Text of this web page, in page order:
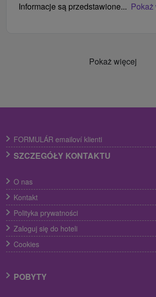
Informacje są przedstawione... Pokaż
Pokaż więcej
FORMULÁR emailoví klienti
SZCZEGÓŁY KONTAKTU
O nas
Kontakt
Polityka prywatności
Zaloguj się do hoteli
Cookies
POBYTY